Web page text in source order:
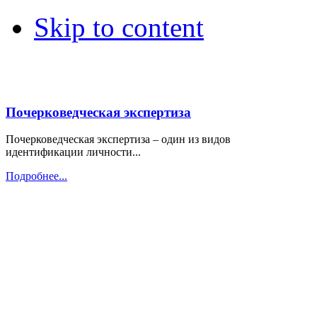
Skip to content
Почерковедческая экспертиза
Почерковедческая экспертиза – один из видов
идентификации личности...
Подробнее...